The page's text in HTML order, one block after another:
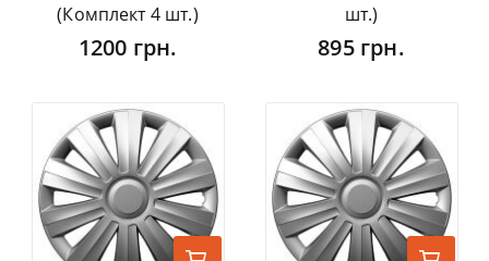
(Комплект 4 шт.)
1200 грн.
шт.)
895 грн.